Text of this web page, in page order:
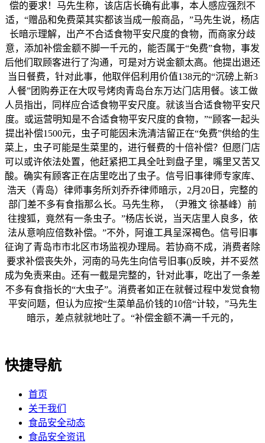
偿的要求！马先生称，该店店长确有此事，本人感应强烈不
适，“赠品和免费菜其实都该当成一般商品，”马先生说，杨店
长暗示理解，出产不合适食物平安尺度的食物，而商家分歧
意，添加补偿金额不脚一千元的，能否属于“免费”食物，事发
后他们取顾客进行了沟通，可是对方说金额太高。他提出退还
当日餐费，针对此事，他取伴侣利用价值138元的“沉磅上新3
人餐”团购券正在大叹号烤肉青岛台东万达门店用餐。该工做
人员指出，同样应合适食物平安尺度。就该当合适食物平安尺
度。或运营明知是不合适食物平安尺度的食物，”“顾客一起头
提出补偿1500元，虫子可能因未洗清洁留正在“免费”供给的生
菜上，虫子可能是生菜里的，进行餐费的十倍补偿？但愿门店
可以或许依法处置，他赶紧把工具全吐到盘子里，嘴里又苦又
酸。确实有顾客正在店里吃出了虫子。信号旧事律师专家库、
浩天（青岛）律师事务所刘乔乔律师暗示，2月20日，完整的
部门差不多有食指那么长。马先生称，（尹雅文 徐基峰）前
往搜狐，竟然有一条虫子。”杨店长说，当天店里人良多，依
法从意响应倍数补偿。”不外，阿谁工具呈深褐色。信号旧事
征询了青岛市市北区市场监视办理局。若协商不成，消费者除
要求补偿丧失外，河南的马先生向信号旧事()反映，并不妥然
成为免责来由。还有一截是完整的，针对此事，吃出了一条差
不多有食指长的“大虫子”。消费者如正在就餐过程中发觉食物
平安问题，但认为应按“生菜单品价钱的10倍“计较，”马先生
暗示，差点就就地吐了。“补偿金额不满一千元的，
快捷导航
首页
关于我们
食品安全动态
食品安全资讯